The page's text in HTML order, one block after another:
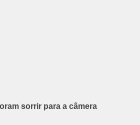
sorrir para a câmera